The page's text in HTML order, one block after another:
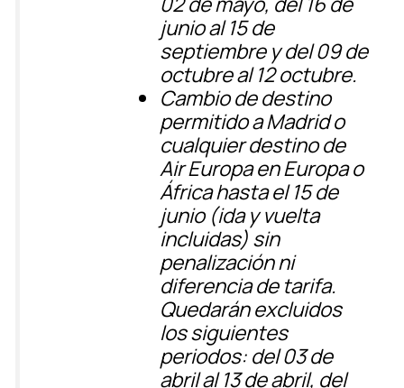
junio al 15 de
septiembre y del 09 de
octubre al 12 octubre.
Cambio de destino
permitido a Madrid o
cualquier destino de
Air Europa en Europa o
África hasta el 15 de
junio(ida y vuelta
incluidas) sin
penalización ni
diferencia de tarifa.
Quedarán excluidos
los siguientes
periodos: del 03 de
abril al 13 de abril, del